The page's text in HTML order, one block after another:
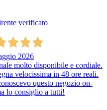
verificato
2026
molto disponibile e cordiale.
velocissima in 48 ore reali.
questo negozio on-
lo consiglio a tutti!